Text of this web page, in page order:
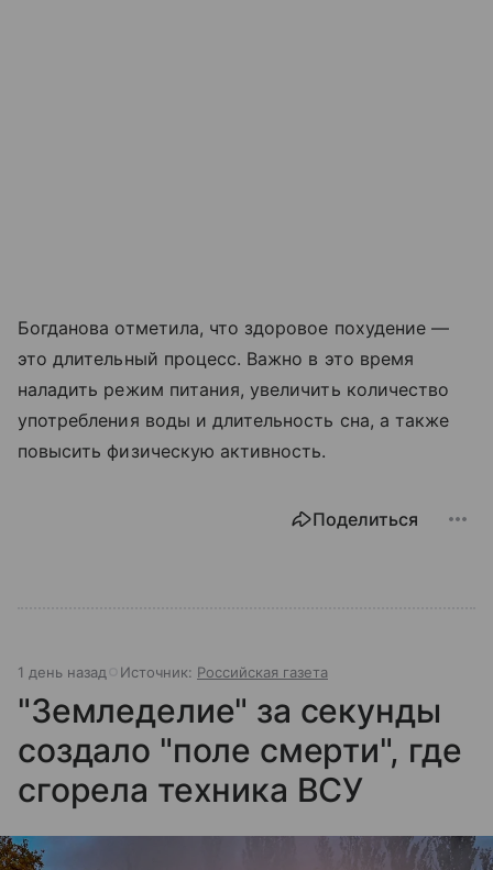
Богданова отметила, что здоровое похудение —
это длительный процесс. Важно в это время
наладить режим питания, увеличить количество
употребления воды и длительность сна, а также
повысить физическую активность.
Поделиться
1 день назад Источник: Российская газета
"Земледелие" за секунды
создало "поле смерти", где
сгорела техника ВСУ